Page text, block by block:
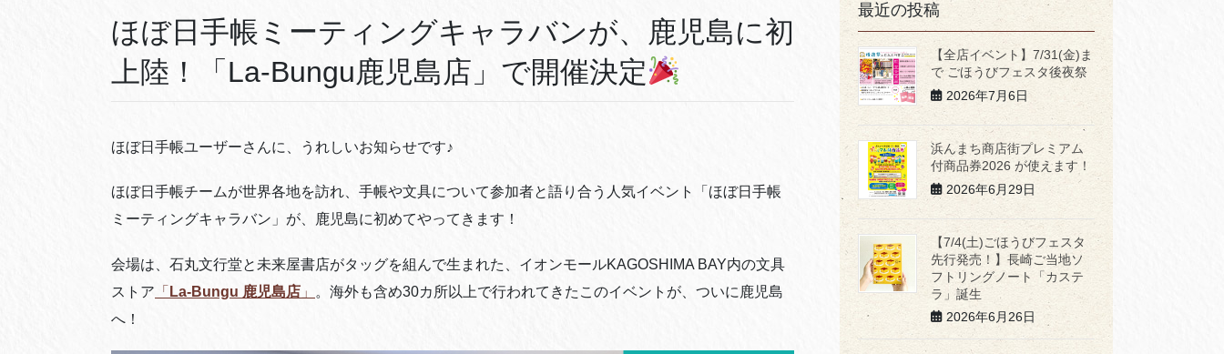
ほぼ日手帳ミーティングキャラバンが、鹿児島に初
上陸！「La-Bungu鹿児島店」で開催決定
ほぼ日手帳ユーザーさんに、うれしいお知らせです♪
ほぼ日手帳チームが世界各地を訪れ、手帳や文具について参加者と語り合う人気イベント「ほぼ日手帳
ミーティングキャラバン」が、鹿児島に初めてやってきます！
会場は、石丸文行堂と未来屋書店がタッグを組んで生まれた、イオンモールKAGOSHIMA BAY内の文具
ストア 「 La-Bungu 鹿児島店 」
。海外も含め30カ所以上で行われてきたこのイベントが、ついに鹿児島
へ！
最近の投稿
【全店イベント】7/31(金)ま
で ごほうびフェスタ後夜祭
2026年7月6日
浜んまち商店街プレミアム
付商品券2026 が使えます！
2026年6月29日
【7/4(土)ごほうびフェスタ
先行発売！】長崎ご当地ソ
フトリングノート「カステ
ラ」誕生
2026年6月26日